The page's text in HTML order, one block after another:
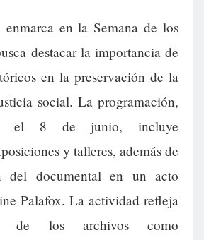
en la Semana de los
destacar la importancia de
en la preservación de la
social. La programación,
el 8 de junio, incluye
y talleres, además de
del documental en un acto
Palafox. La actividad refleja
de los archivos como